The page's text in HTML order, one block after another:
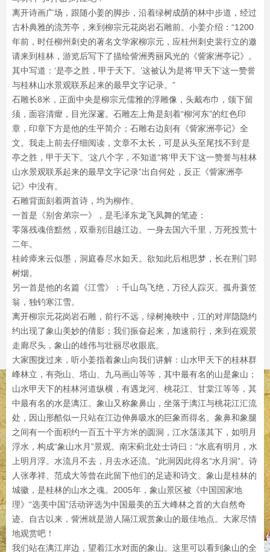
离开诗画广场，跟随小姜的脚步，沿着绿树成荫的林中步道，经过
古朴典雅的流芳亭，来到柳宗元花岗岩石雕前。小姜介绍：“1200
年前，时任柳州刺史的著名文学家柳宗元，应桂州刺史裴行立的邀
请来到桂林，游览后写下了描绘訾洲秀丽风光的《訾家洲亭记》。
其中写道：‘是亭之胜，甲于天下。’这被认为是将‘甲天下’这一赞誉
与桂林山水景观联系起来的最早文字记录。”
石雕长8米，正面中央是柳宗元儒雅的浮雕像，头戴布巾，颌下留
须，面容清癯，目光深邃。石雕左上角是刻着“柳河东”的红色印
章，印章下方是他的生平简介；石雕右边刻有《訾家洲亭记》全
文。我走上前去仔细阅读，文章不太长，可是从头至尾找不到‘是
亭之胜，甲于天下。’这八个字，不知道“将‘甲天下’这一赞誉与桂林
山水景观联系起来的最早文字记录”出自何处，反正《訾家洲亭
记》中没有。
石雕背面刻着两首诗，均为柳作。
一首是《别舍弟宗一》，是毛泽东龙飞凤舞的笔迹：
零落残魂倍黯然，双垂别泪越江边。一身去国六千里，万死投荒十
二年。
桂岭瘴来云似墨，洞庭春尽水如天。欲知此后相思梦，长在荆门郢
树烟。
另一首是他的名篇《江雪》：千山鸟飞绝，万径人踪灭。孤舟蓑笠
翁，独钓寒江雪。
离开柳宗元花岗岩石雕，前行不远，绿树掩映中，江的对岸隐隐约
约出现了象山美妙的倩影；我们振奋起来，加速前行，来到在观景
走廊尽头，象山的雄伟与壮丽尽收眼底。
大家围拢过来，听小姜指着象山向我们讲解：山水甲天下的桂林群
峰林立，有尧山、塔山、九马画山等等，其中最有名的山是象山；
山水甲天下的桂林河道纵横，有遇龙河、桃花江、甘棠江等等，其
中最有名的水是漓江。象山又称象鼻山，坐落于漓江与桃花江汇流
处，因山形酷似一只站在江边伸鼻吸水的巨象而得名。象鼻和象腿
之间有一个面积约一百五十平方米的圆洞，江水荡漾其下，如明月
浮水，构成“象山水月”景观。南宋蓟北处士诗曰：“水底有明月，水
上明月浮。水流月不去，月去水还流。”此洞因此得名“水月洞”。诗
人张孝祥、范成大等曾在此留下他们的足迹和诗文。象山是桂林的
城徽，是桂林的山水之魂。2005年，象山景区被《中国国家地
理》“选美中国”活动评选为中国最美的五大峰林之首的大自然奇
迹。自古以来，訾洲就是游人隔江观赏象山的最佳地点。大家尽情
地观赏吧！
我们站在漓江岸边，望着江水对面的象山。这里可以看到象山的全